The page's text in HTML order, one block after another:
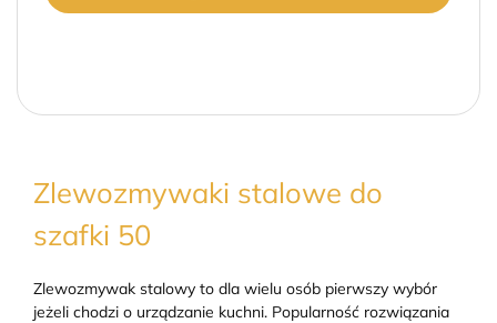
Zlewozmywaki stalowe do
szafki 50
Zlewozmywak stalowy to dla wielu osób pierwszy wybór
jeżeli chodzi o urządzanie kuchni. Popularność rozwiązania